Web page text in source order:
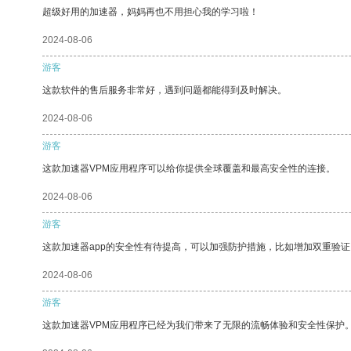
超级好用的加速器，妈妈再也不用担心我的学习啦！
2024-08-06
游客
这款软件的售后服务非常好，遇到问题都能得到及时解决。
2024-08-06
游客
这款加速器VPM应用程序可以给你提供全球覆盖和最高安全性的连接。
2024-08-06
游客
这款加速器app的安全性有待提高，可以加强防护措施，比如增加双重验
2024-08-06
游客
这款加速器VPM应用程序已经为我们带来了无限的流畅体验和安全性保护